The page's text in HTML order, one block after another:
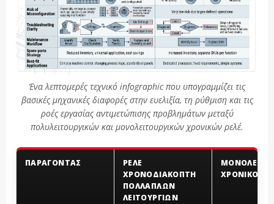
Ένα λεπτομερές τεχνικό infographic που υπογραμμίζει τις
βασικές μηχανικές διαφορές στην ευελιξία, τη ρύθμιση και τις
ροές εργασίας αντιμετώπισης προβλημάτων μεταξύ
πολυλειτουργικών και μονολειτουργικών χρονικών ρελέ.
ΠΑΡΆΓΟΝΤΑΣ
ΡΕΛΈ
ΧΡΟΝΟΔΙΑΚΌΠΤΗ
ΠΟΛΛΑΠΛΏΝ
ΛΕΙΤΟΥΡΓΙΏΝ
ΧΡΟΝΙΚΌ